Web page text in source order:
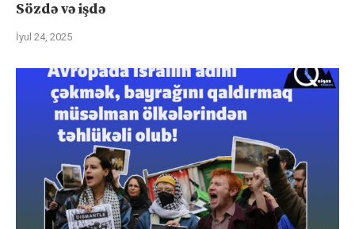
Sözdə və işdə
İyul 24, 2025